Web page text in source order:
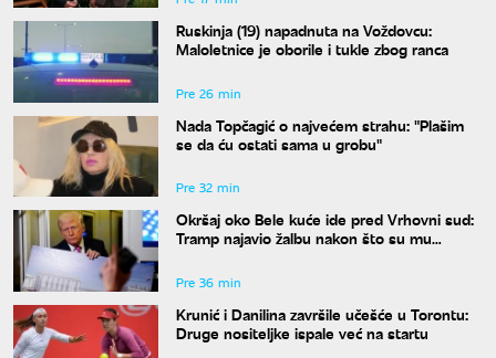
Ruskinja (19) napadnuta na Voždovcu:
Maloletnice je oborile i tukle zbog ranca
Pre 26 min
Nada Topčagić o najvećem strahu: "Plašim
se da ću ostati sama u grobu"
Pre 32 min
Okršaj oko Bele kuće ide pred Vrhovni sud:
Tramp najavio žalbu nakon što su mu
Pre 36 min
Krunić i Danilina završile učešće u Torontu:
Druge nositeljke ispale već na startu